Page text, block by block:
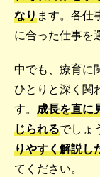
なります。各仕
に合った仕事を
中でも、療育に
ひとりと深く関
す。 成長を直に
じられるでしょ
りやすく解説し
てください。